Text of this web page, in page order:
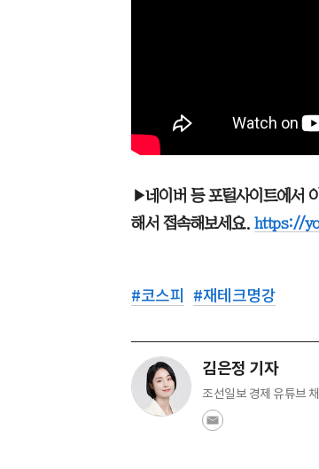
▶네이버 등 포털사이트에서
해서 접속해보세요. https://
#코스피 #재테크명강
김은정 기자
조선일보 경제 유튜브